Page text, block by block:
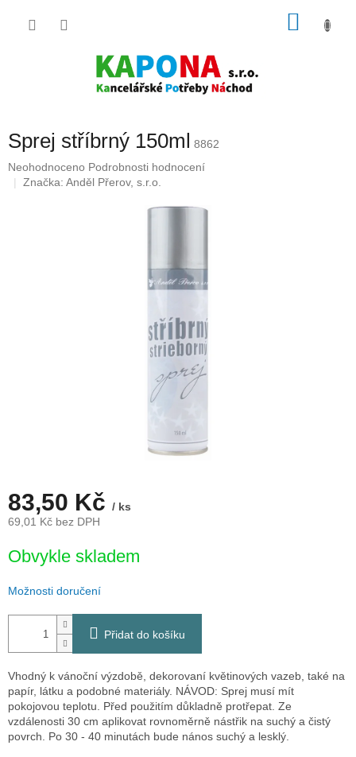
Sprej stříbrný 150ml 8862
Průměrné
hodnocení
Neohodnoceno Podrobnosti hodnocení
Značka: Anděl Přerov, s.r.o.
83,50 Kč / ks
69,01 Kč bez DPH
cena:
Obvykle skladem
Možnosti doručení
Přidat do košíku
Vhodný k vánoční výzdobě, dekorovaní květinových vazeb, také na
papír, látku a podobné materiály. NÁVOD: Sprej musí mít
pokojovou teplotu. Před použitím důkladně protřepat. Ze
vzdálenosti 30 cm aplikovat rovnoměrně nástřik na suchý a čistý
povrch. Po 30 - 40 minutách bude nános suchý a lesklý.